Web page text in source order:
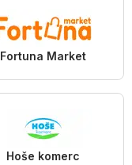
Fortuna Market
Hoše komerc